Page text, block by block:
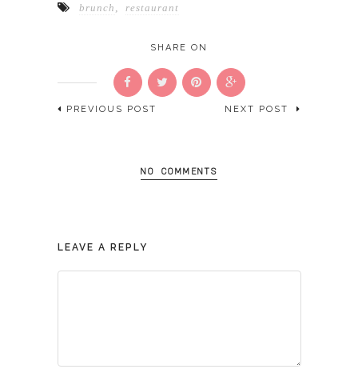
brunch restaurant
SHARE ON
PREVIOUS POST NEXT POST
NO COMMENTS
LEAVE A REPLY